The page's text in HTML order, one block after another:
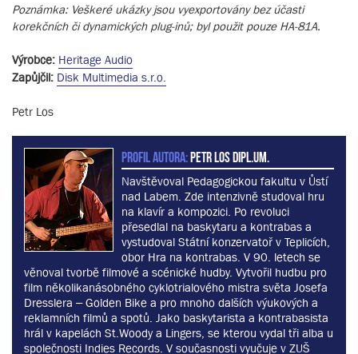
Poznámka: Veškeré ukázky jsou vyexportovány bez účasti
korekčních či dynamických plug-inů; byl použit pouze HA-81A.
Výrobce: Heritage Audio
Zapůjčil: Disk Multimedia s.r.o.
Petr Los
PROFIL AUTORA:Petr Los dipl.um.
Navštěvoval Pedagogickou fakultu v Ůstí
nad Labem. Zde intenzivně studoval hru
na klavír a kompozici. Po revoluci
přesedlal na baskytaru a kontrabas a
vystudoval Státní konzervatoř v Teplicích,
obor Hra na kontrabas. V 90. letech se
věnoval tvorbě filmové a scénické hudby. Vytvořil hudbu pro
film několikanásobného cyklotrialového mistra světa Josefa
Dresslera – Golden Bike a pro mnoho dalších výukových a
reklamních filmů a spotů. Jako baskytarista a kontrabasista
hrál v kapelách St.Woody a Lingers, se kterou vydal tři alba u
společnosti Indies Records. V současnosti vyučuje v ZUŠ